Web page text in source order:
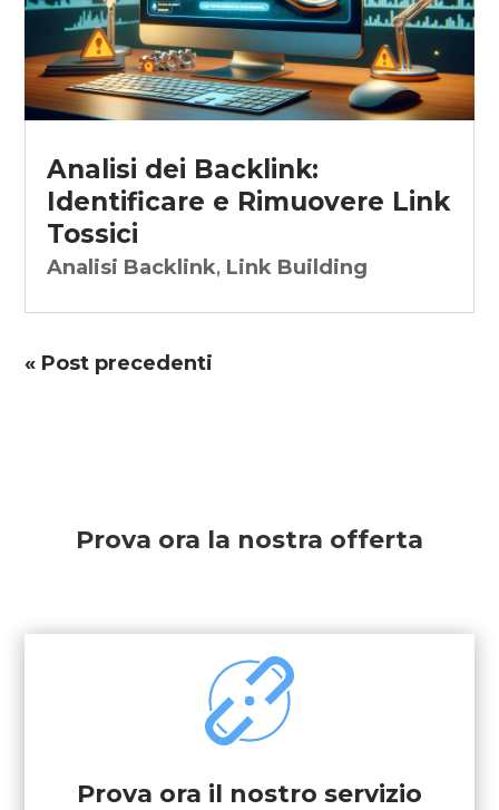
Analisi dei Backlink:
Identificare e Rimuovere Link
Tossici
Analisi Backlink, Link Building
« Post precedenti
Prova ora la nostra offerta
Prova ora il nostro servizio